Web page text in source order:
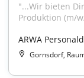
"...Wir bieten
Produktion (m/
ARWA
Gornsdorf,